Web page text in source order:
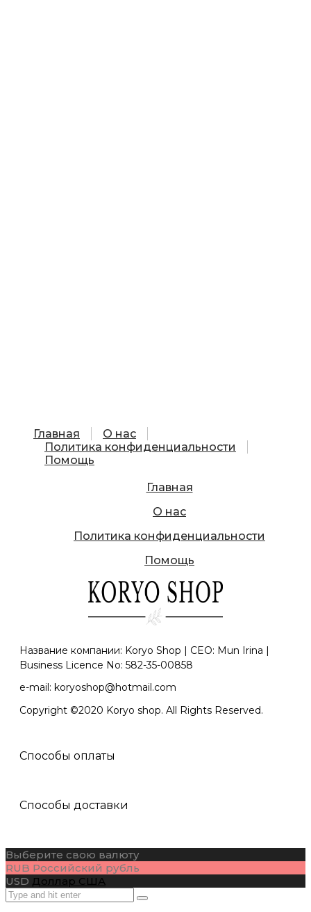
Главная
О нас
Политика конфиденциальности
Помощь
Главная
О нас
Политика конфиденциальности
Помощь
Название компании: Koryo Shop | CEO: Mun Irina |
Business Licence No: 582-35-00858
e-mail: koryoshop@hotmail.com
Copyright ©2020 Koryo shop. All Rights Reserved.
Способы оплаты
Способы доставки
Выберите свою валюту
RUB Российский рубль
USD Доллар США